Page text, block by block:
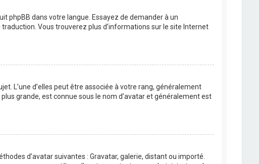
phpBB dans votre langue. Essayez de demander à un
Vous trouverez plus d’informations sur le site Internet
L’une d’elles peut être associée à votre rang, généralement
grande, est connue sous le nom d’avatar et généralement est
d’avatar suivantes : Gravatar, galerie, distant ou importé.